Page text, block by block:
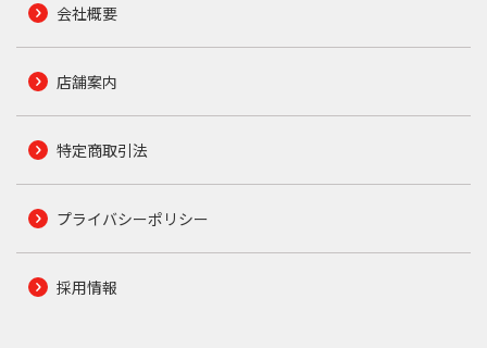
会社概要
店舗案内
特定商取引法
プライバシーポリシー
採用情報